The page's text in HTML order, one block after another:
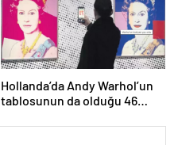
Hollanda’da Andy Warhol’un
tablosunun da olduğu 46